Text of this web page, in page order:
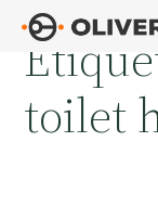
Saltar
contenido
toilet